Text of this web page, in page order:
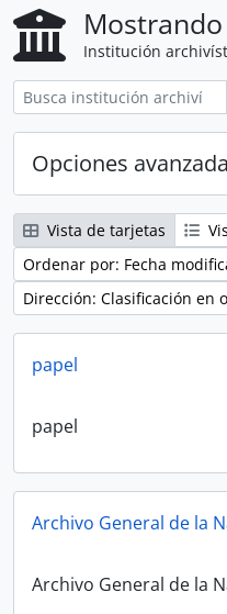
Institución
Opciones
Vista de tarjetas
Ordenar por: Fecha
Dirección: Clasificación en
papel
papel
Archivo General de la
Archivo General de la